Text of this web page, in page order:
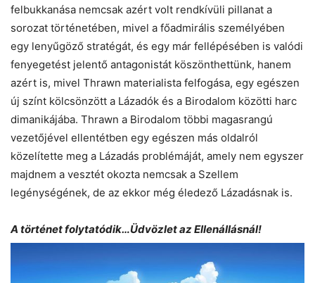
felbukkanása nemcsak azért volt rendkívüli pillanat a
sorozat történetében, mivel a főadmirális személyében
egy lenyűgöző stratégát, és egy már fellépésében is valódi
fenyegetést jelentő antagonistát köszönthettünk, hanem
azért is, mivel Thrawn materialista felfogása, egy egészen
új színt kölcsönzött a Lázadók és a Birodalom közötti harc
dimanikájába. Thrawn a Birodalom többi magasrangú
vezetőjével ellentétben egy egészen más oldalról
közelítette meg a Lázadás problémáját, amely nem egyszer
majdnem a vesztét okozta nemcsak a Szellem
legénységének, de az ekkor még éledező Lázadásnak is.
A történet folytatódik…Üdvözlet az Ellenállásnál!